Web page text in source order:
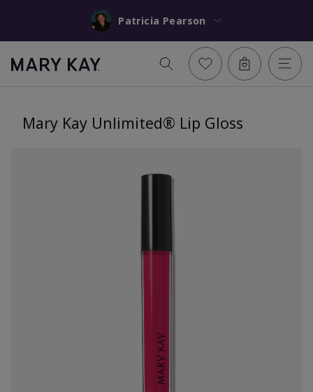
Patricia Pearson
Mary Kay Unlimited® Lip Gloss